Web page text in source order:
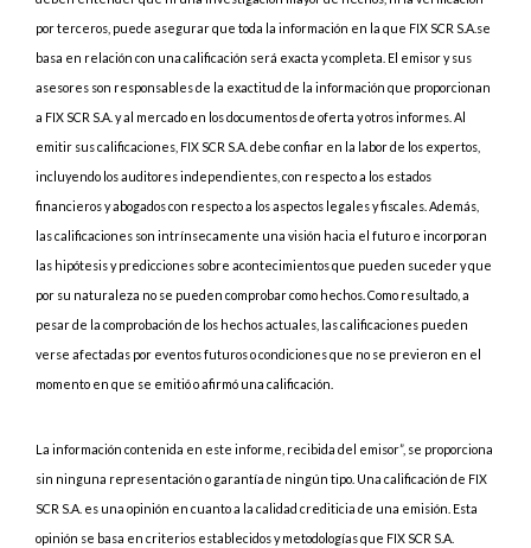
por terceros, puede asegurar que toda la información en la que FIX SCR S.A.se
basa en relación con una calificación será exacta y completa. El emisor y sus
asesores son responsables de la exactitud de la información que proporcionan
a FIX SCR S.A. y al mercado en los documentos de oferta y otros informes. Al
emitir sus calificaciones, FIX SCR S.A. debe confiar en la labor de los expertos,
incluyendo los auditores independientes, con respecto a los estados
financieros y abogados con respecto a los aspectos legales y fiscales. Además,
las calificaciones son intrínsecamente una visión hacia el futuro e incorporan
las hipótesis y predicciones sobre acontecimientos que pueden suceder y que
por su naturaleza no se pueden comprobar como hechos. Como resultado, a
pesar de la comprobación de los hechos actuales, las calificaciones pueden
verse afectadas por eventos futuros o condiciones que no se previeron en el
momento en que se emitió o afirmó una calificación.
La información contenida en este informe, recibida del emisor”, se proporciona
sin ninguna representación o garantía de ningún tipo. Una calificación de FIX
SCR S.A. es una opinión en cuanto a la calidad crediticia de una emisión. Esta
opinión se basa en criterios establecidos y metodologías que FIX SCR S.A.